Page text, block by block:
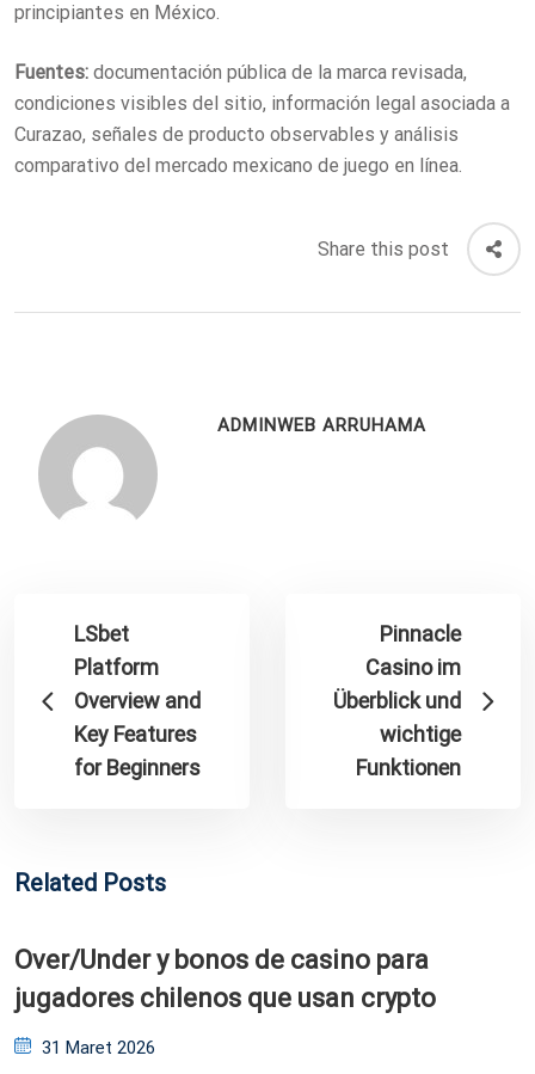
principiantes en México.
Fuentes: documentación pública de la marca revisada,
condiciones visibles del sitio, información legal asociada a
Curazao, señales de producto observables y análisis
comparativo del mercado mexicano de juego en línea.
Share this post
ADMINWEB ARRUHAMA
LSbet
Platform
Overview and
Key Features
for Beginners
Pinnacle
Casino im
Überblick und
wichtige
Funktionen
Related Posts
Over/Under y bonos de casino para
jugadores chilenos que usan crypto
Posted
31 Maret 2026